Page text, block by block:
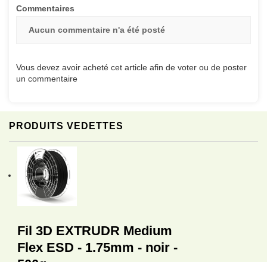
PRODUITS VEDETTES
Fil 3D EXTRUDR Medium
Flex ESD - 1.75mm - noir -
Commentaires
Aucun commentaire n'a été posté
Vous devez avoir acheté cet article afin de voter ou de poster
un commentaire